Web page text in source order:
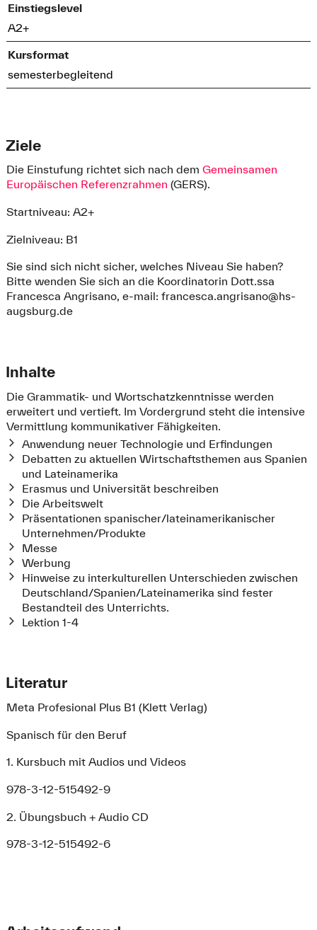
Einstiegslevel
A2+
Kursformat
semesterbegleitend
Ziele
Die Einstufung richtet sich nach dem Gemeinsamen
Europäischen Referenzrahmen (GERS).
Startniveau: A2+
Zielniveau: B1
Sie sind sich nicht sicher, welches Niveau Sie haben?
Bitte wenden Sie sich an die Koordinatorin Dott.ssa
Francesca Angrisano, e-mail: francesca.angrisano@hs-
augsburg.de
Inhalte
Die Grammatik- und Wortschatzkenntnisse werden
erweitert und vertieft. Im Vordergrund steht die intensive
Vermittlung kommunikativer Fähigkeiten.
Anwendung neuer Technologie und Erfindungen
Debatten zu aktuellen Wirtschaftsthemen aus Spanien
und Lateinamerika
Erasmus und Universität beschreiben
Die Arbeitswelt
Präsentationen spanischer/lateinamerikanischer
Unternehmen/Produkte
Messe
Werbung
Hinweise zu interkulturellen Unterschieden zwischen
Deutschland/Spanien/Lateinamerika sind fester
Bestandteil des Unterrichts.
Lektion 1-4
Literatur
Meta Profesional Plus B1 (Klett Verlag)
Spanisch für den Beruf
1. Kursbuch mit Audios und Videos
978-3-12-515492-9
2. Übungsbuch + Audio CD
978-3-12-515492-6